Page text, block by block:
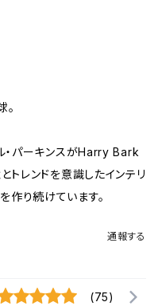
。
・パーキンスがHarry Bark
レンドを意識したインテリ
作り続けています。
通報する
(75)